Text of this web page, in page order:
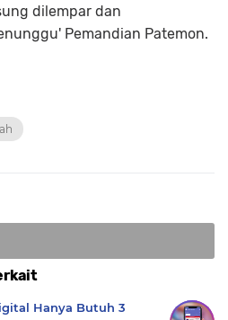
dilempar dan
Pemandian Patemon.
Hanya Butuh 3